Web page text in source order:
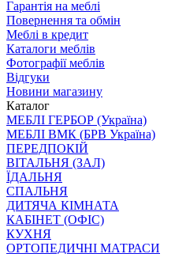
Гарантія на меблі
Повернення та обмін
Меблі в кредит
Каталоги меблів
Фотографії меблів
Відгуки
Новини магазину
Каталог
МЕБЛІ ГЕРБОР (Україна)
МЕБЛІ ВМК (БРВ Україна)
ПЕРЕДПОКІЙ
ВІТАЛЬНЯ (ЗАЛ)
ЇДАЛЬНЯ
СПАЛЬНЯ
ДИТЯЧА КІМНАТА
КАБІНЕТ (ОФІС)
КУХНЯ
ОРТОПЕДИЧНІ МАТРАСИ